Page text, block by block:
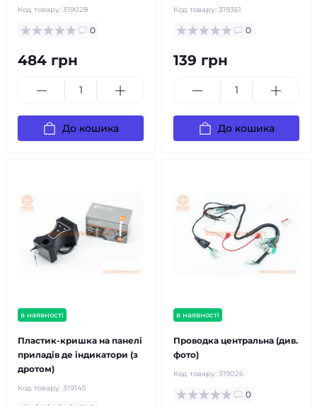
Код товару: 319028
0
484 грн
До кошика
Код товару: 319361
0
139 грн
До кошика
в наявності
Пластик-кришка на панелі
приладів де індикатори (з
дротом)
Код товару: 319145
в наявності
Проводка центральна (див.
фото)
Код товару: 319026
0